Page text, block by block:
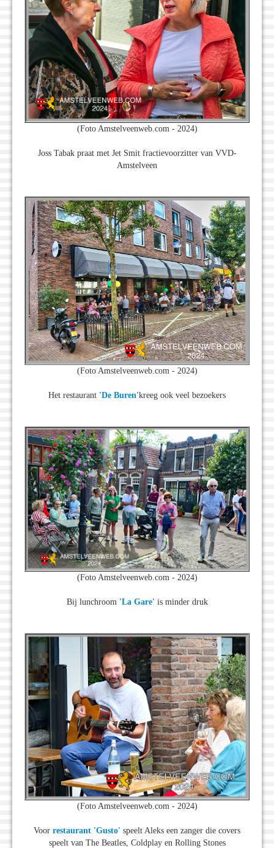
(Foto Amstelveenweb.com - 2024)
Joss Tabak praat met Jet Smit fractievoorzitter van VVD-
Amstelveen
(Foto Amstelveenweb.com - 2024)
Het restaurant 'De Buren'kreeg ook veel bezoekers
(Foto Amstelveenweb.com - 2024)
Bij lunchroom 'La Gare' is minder druk
(Foto Amstelveenweb.com - 2024)
Voor restaurant 'Gusto' speelt Aleks een zanger die covers
speelt van The Beatles, Coldplay en Rolling Stones